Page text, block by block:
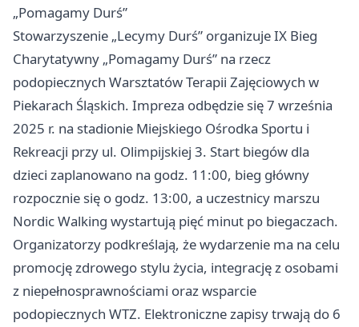
„Pomagamy Durś”
Stowarzyszenie „Lecymy Durś” organizuje IX Bieg
Charytatywny „Pomagamy Durś” na rzecz
podopiecznych Warsztatów Terapii Zajęciowych w
Piekarach Śląskich. Impreza odbędzie się 7 września
2025 r. na stadionie Miejskiego Ośrodka Sportu i
Rekreacji przy ul. Olimpijskiej 3. Start biegów dla
dzieci zaplanowano na godz. 11:00, bieg główny
rozpocznie się o godz. 13:00, a uczestnicy marszu
Nordic Walking wystartują pięć minut po biegaczach.
Organizatorzy podkreślają, że wydarzenie ma na celu
promocję zdrowego stylu życia, integrację z osobami
z niepełnosprawnościami oraz wsparcie
podopiecznych WTZ. Elektroniczne zapisy trwają do 6